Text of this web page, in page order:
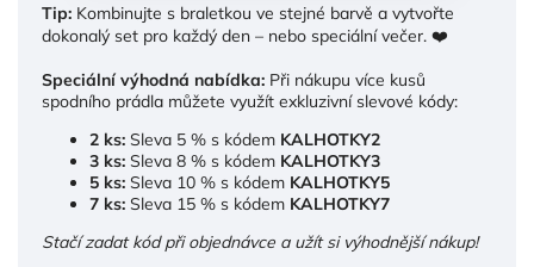
Tip: Kombinujte s braletkou ve stejné barvě a vytvořte
dokonalý set pro každý den – nebo speciální večer. ❤️
Speciální výhodná nabídka: Při nákupu více kusů
spodního prádla můžete využít exkluzivní slevové kódy:
2 ks: Sleva 5 % s kódem KALHOTKY2
3 ks: Sleva 8 % s kódem KALHOTKY3
5 ks: Sleva 10 % s kódem KALHOTKY5
7 ks: Sleva 15 % s kódem KALHOTKY7
Stačí zadat kód při objednávce a užít si výhodnější nákup!